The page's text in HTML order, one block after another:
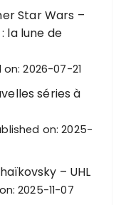
Star Wars –
la lune de
on: 2026-07-21
séries à
on: 2025-
– UHL
2025-11-07